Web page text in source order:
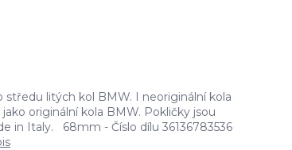
litých kol BMW. I neoriginální kola
originální kola BMW. Pokličky jsou
in Italy. 68mm - Číslo dílu 36136783536